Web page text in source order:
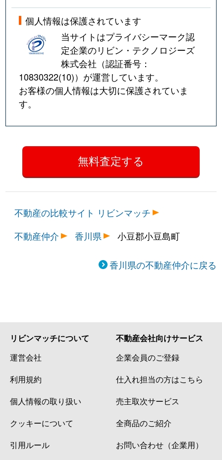
個人情報は保護されています
当サイトはプライバシーマーク認
定企業のリビン・テクノロジーズ
株式会社（認証番号：
10830322(10)）が運営しています。
お客様の個人情報は大切に保護されていま
す。
不動産の比較サイト リビンマッチ
不動産仲介
香川県 小豆郡小豆島町
香川県の不動産仲介に戻る
リビンマッチについて
運営会社
利用規約
個人情報の取り扱い
クッキーについて
引用ルール
不動産会社向けサービス
企業会員のご登録
仕入れ担当の方はこちら
売主取次サービス
全商品のご紹介
お問い合わせ（企業用）